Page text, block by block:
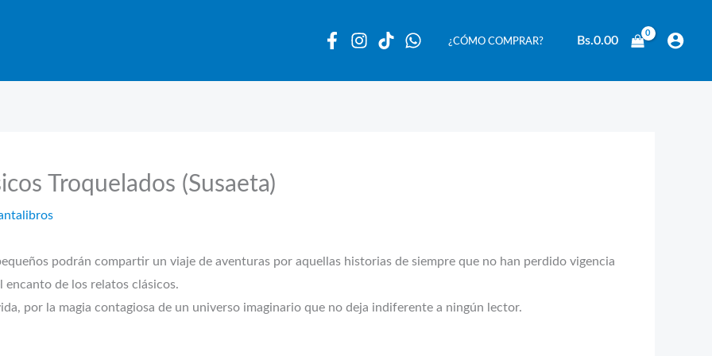
¿CÓMO COMPRAR? Bs.0.00
Troquelados (Susaeta)
podrán compartir un viaje de aventuras por aquellas historias de siempre que no han perdido vigencia
encanto de los relatos clásicos.
por la magia contagiosa de un universo imaginario que no deja indiferente a ningún lector.